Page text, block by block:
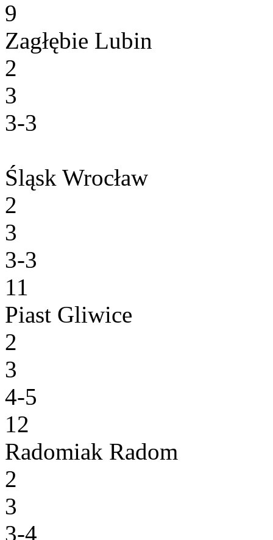
9
Zagłębie Lubin
2
3
3-3
Śląsk Wrocław
2
3
3-3
11
Piast Gliwice
2
3
4-5
12
Radomiak Radom
2
3
3-4